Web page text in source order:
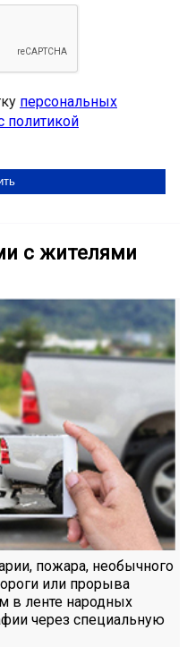
персональных
политикой
с жителями
пожара, необычного
или прорыва
в ленте народных
через специальную